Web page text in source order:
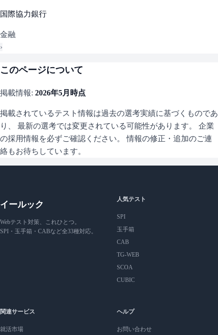
国際協力銀行
金融
›
このページについて
掲載情報: 2026年5月 時点
掲載されているテスト情報は過去の選考実績に基づくものであ
り、 最新の選考では変更されている可能性があります。 企業
の採用情報を必ずご確認ください。 情報の修正・追加のご連
絡もお待ちしています。
イールック
Webテスト対策、これひとつ。
SPI・玉手箱・CABなど全33種対応。
人気テスト
SPI
玉手箱
CAB
TG-WEB
SCOA
CUBIC
関連サービス
就活市場
ヘルプ
お問い合わせ